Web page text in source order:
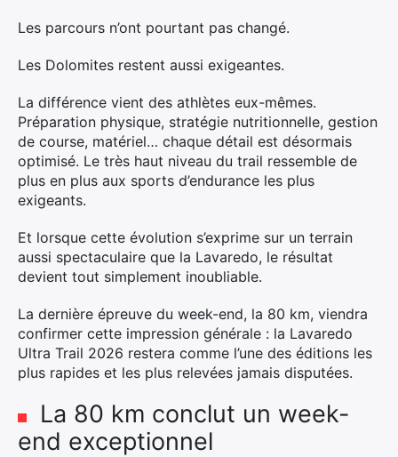
Les parcours n’ont pourtant pas changé.
Les Dolomites restent aussi exigeantes.
La différence vient des athlètes eux-mêmes.
Préparation physique, stratégie nutritionnelle, gestion
de course, matériel… chaque détail est désormais
optimisé. Le très haut niveau du trail ressemble de
plus en plus aux sports d’endurance les plus
exigeants.
Et lorsque cette évolution s’exprime sur un terrain
aussi spectaculaire que la Lavaredo, le résultat
devient tout simplement inoubliable.
La dernière épreuve du week-end, la 80 km, viendra
confirmer cette impression générale : la Lavaredo
Ultra Trail 2026 restera comme l’une des éditions les
plus rapides et les plus relevées jamais disputées.
La 80 km conclut un week-
end exceptionnel